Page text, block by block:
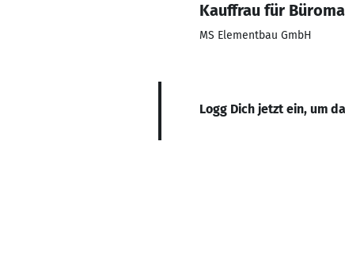
Kauffrau für
MS Elementbau GmbH
Logg Dich jetzt ein, um